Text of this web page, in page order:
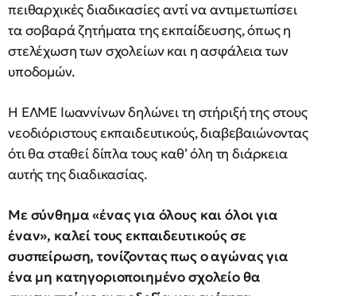
πειθαρχικές διαδικασίες αντί να αντιμετωπίσει
τα σοβαρά ζητήματα της εκπαίδευσης, όπως η
στελέχωση των σχολείων και η ασφάλεια των
υποδομών.
Η ΕΛΜΕ Ιωαννίνων δηλώνει τη στήριξή της στους
νεοδιόριστους εκπαιδευτικούς, διαβεβαιώνοντας
ότι θα σταθεί δίπλα τους καθ’ όλη τη διάρκεια
αυτής της διαδικασίας.
Με σύνθημα«ένας για όλους και όλοι για
έναν», καλεί τους εκπαιδευτικούς σε
συσπείρωση, τονίζοντας πως ο αγώνας για
ένα μη κατηγοριοποιημένο σχολείο θα